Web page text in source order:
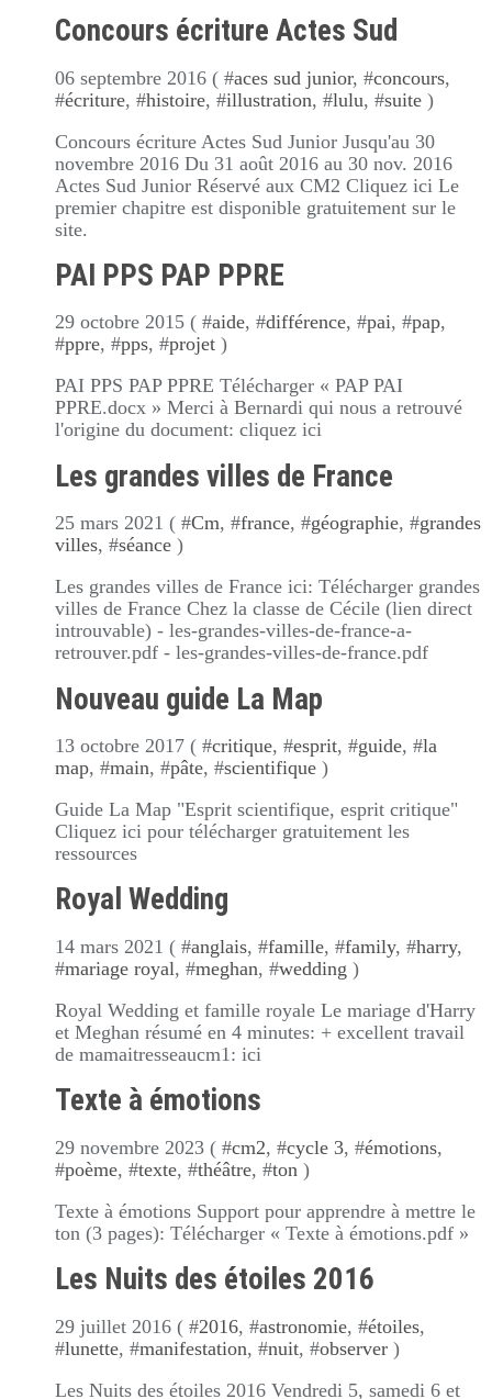
Concours écriture Actes Sud
06 septembre 2016 ( #aces sud junior, #concours,
#écriture, #histoire, #illustration, #lulu, #suite )
Concours écriture Actes Sud Junior Jusqu'au 30
novembre 2016 Du 31 août 2016 au 30 nov. 2016
Actes Sud Junior Réservé aux CM2 Cliquez ici Le
premier chapitre est disponible gratuitement sur le
site.
PAI PPS PAP PPRE
29 octobre 2015 ( #aide, #différence, #pai, #pap,
#ppre, #pps, #projet )
PAI PPS PAP PPRE Télécharger « PAP PAI
PPRE.docx » Merci à Bernardi qui nous a retrouvé
l'origine du document: cliquez ici
Les grandes villes de France
25 mars 2021 ( #Cm, #france, #géographie, #grandes
villes, #séance )
Les grandes villes de France ici: Télécharger grandes
villes de France Chez la classe de Cécile (lien direct
introuvable) - les-grandes-villes-de-france-a-
retrouver.pdf - les-grandes-villes-de-france.pdf
Nouveau guide La Map
13 octobre 2017 ( #critique, #esprit, #guide, #la
map, #main, #pâte, #scientifique )
Guide La Map "Esprit scientifique, esprit critique"
Cliquez ici pour télécharger gratuitement les
ressources
Royal Wedding
14 mars 2021 ( #anglais, #famille, #family, #harry,
#mariage royal, #meghan, #wedding )
Royal Wedding et famille royale Le mariage d'Harry
et Meghan résumé en 4 minutes: + excellent travail
de mamaitresseaucm1: ici
Texte à émotions
29 novembre 2023 ( #cm2, #cycle 3, #émotions,
#poème, #texte, #théâtre, #ton )
Texte à émotions Support pour apprendre à mettre le
ton (3 pages): Télécharger « Texte à émotions.pdf »
Les Nuits des étoiles 2016
29 juillet 2016 ( #2016, #astronomie, #étoiles,
#lunette, #manifestation, #nuit, #observer )
Les Nuits des étoiles 2016 Vendredi 5, samedi 6 et